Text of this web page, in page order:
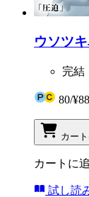
ウソツ
完結
80/¥88
カー
カートに
試し読